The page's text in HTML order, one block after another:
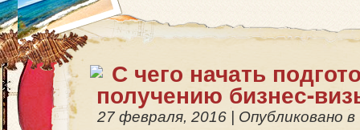
С чего начать
получению бизнес-
27 февраля, 2016 Опубликовано в